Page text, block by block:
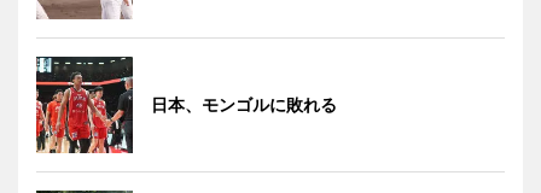
日本、モンゴルに敗れる